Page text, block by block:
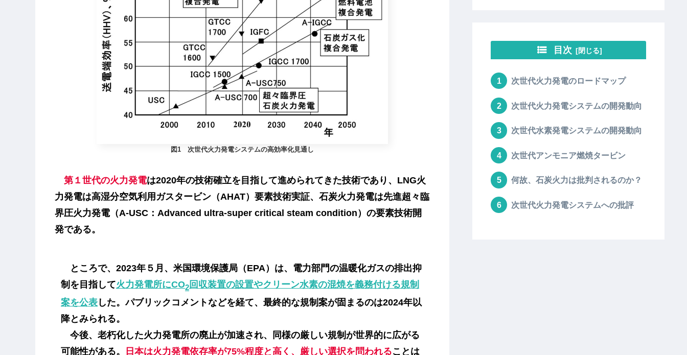
図1 次世代火力発電システムの高効率化見通し
第１世代の火力発電は2020年の技術確立を目指して進められてきた技術であり、LNG火
力発電は高湿分空気利用ガスタービン（AHAT）要素技術実証、石炭火力発電は先進超々臨
界圧火力発電（A-USC：Advanced ultra-super critical steam condition）の要素技術開
発である。
ところで、2023年５月、米国環境保護局（EPA）は、電力部門の温暖化ガスの排出抑
制を目指して火力発電所にCO2回収装置の設置やクリーン水素の混焼を義務付ける規制
案を公表 した。パブリックコメントなどを経て、最終的な規制案が固まるのは2024年以
降とみられる。
今後、老朽化した火力発電所の廃止が加速され、同様の厳しい規制が世界的に広がる
可能性がある。
日本は火力発電依存率が75%程度と高く、厳しい選択を問われることは
目次
次世代火力発電のロードマップ
次世代火力発電システムの開発動向
次世代水素発電システムの開発動向
次世代アンモニア燃焼タービン
何故、石炭火力は批判されるのか？
次世代火力発電システムへの批評